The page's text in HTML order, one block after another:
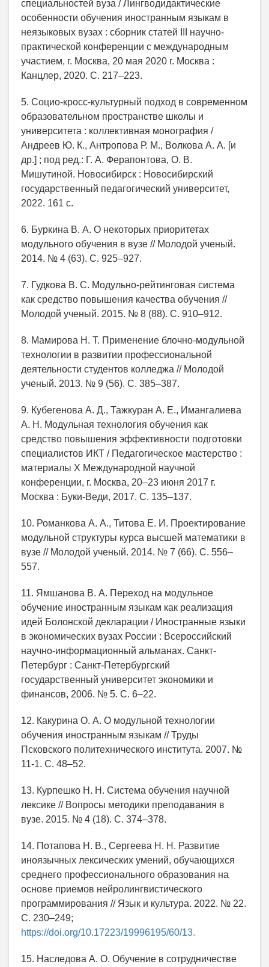
специальностей вуза / Лингводидактические
особенности обучения иностранным языкам в
неязыковых вузах : сборник статей III научно-
практической конференции с международным
участием, г. Москва, 20 мая 2020 г. Москва :
Канцлер, 2020. С. 217–223.
5. Социо-кросс-культурный подход в современном
образовательном пространстве школы и
университета : коллективная монография /
Андреев Ю. К., Антропова Р. М., Волкова А. А. [и
др.] ; под ред.: Г. А. Ферапонтова, О. В.
Мишутиной. Новосибирск : Новосибирский
государственный педагогический университет,
2022. 161 с.
6. Буркина В. А. О некоторых приоритетах
модульного обучения в вузе // Молодой ученый.
2014. № 4 (63). С. 925–927.
7. Гудкова В. С. Модульно-рейтинговая система
как средство повышения качества обучения //
Молодой ученый. 2015. № 8 (88). С. 910–912.
8. Мамирова Н. Т. Применение блочно-модульной
технологии в развитии профессиональной
деятельности студентов колледжа // Молодой
ученый. 2013. № 9 (56). С. 385–387.
9. Кубегенова А. Д., Тажкуран А. Е., Имангалиева
А. Н. Модульная технология обучения как
средство повышения эффективности подготовки
специалистов ИКТ / Педагогическое мастерство :
материалы X Международной научной
конференции, г. Москва, 20–23 июня 2017 г.
Москва : Буки-Веди, 2017. С. 135–137.
10. Романкова А. А., Титова Е. И. Проектирование
модульной структуры курса высшей математики в
вузе // Молодой ученый. 2014. № 7 (66). С. 556–
557.
11. Ямшанова В. А. Переход на модульное
обучение иностранным языкам как реализация
идей Болонской декларации / Иностранные языки
в экономических вузах России : Всероссийский
научно-информационный альманах. Санкт-
Петербург : Санкт-Петербургский
государственный университет экономики и
финансов, 2006. № 5. С. 6–22.
12. Какурина О. А. О модульной технологии
обучения иностранным языкам // Труды
Псковского политехнического института. 2007. №
11-1. С. 48–52.
13. Курпешко Н. Н. Система обучения научной
лексике // Вопросы методики преподавания в
вузе. 2015. № 4 (18). С. 374–378.
14. Потапова Н. В., Сергеева Н. Н. Развитие
иноязычных лексических умений, обучающихся
среднего профессионального образования на
основе приемов нейролингвистического
программирования // Язык и культура. 2022. № 22.
С. 230–249;
https://doi.org/10.17223/19996195/60/13.
15. Наследова А. О. Обучение в сотрудничестве